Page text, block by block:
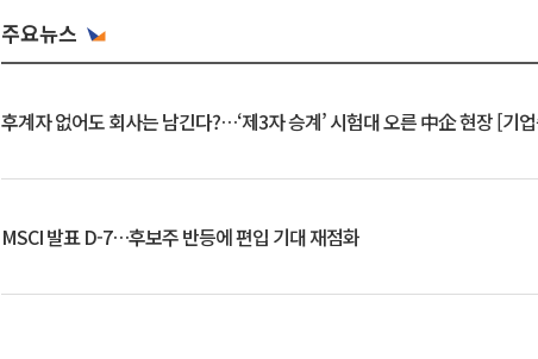
주요뉴스
후계자 없어도 회사는 남긴다?…‘제3자 승계’ 시험대 오른 中企 현장 [기
MSCI 발표 D-7…후보주 반등에 편입 기대 재점화